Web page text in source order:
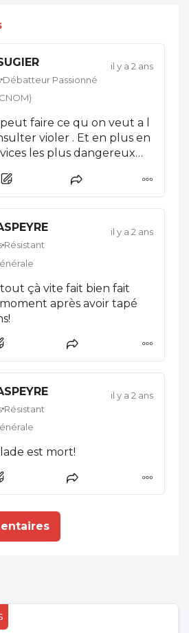
Débatteur Passionné
il y a 2 ans
faire ce qu on veut a l
violer . Et en plus en
les plus dangereux
pas .pourquoi il
dans les centres
Résistant
il y a 2 ans
avoir tapé
Résistant
il y a 2 ans
le malade est mort!